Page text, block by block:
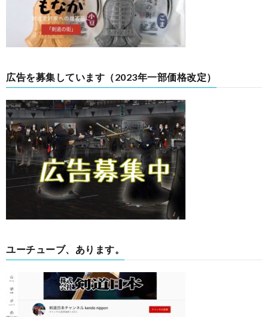
広告を募集しています（2023年一部価格改定）
ユーチューブ、あります。